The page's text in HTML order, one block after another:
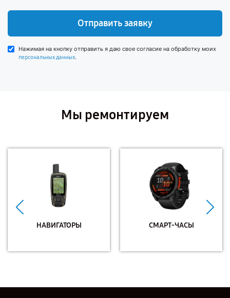
Отправить заявку
Нажимая на кнопку отправить я даю свое согласие на обработку моих
персональных данных.
Мы ремонтируем
НАВИГАТОРЫ СМАРТ-ЧАСЫ